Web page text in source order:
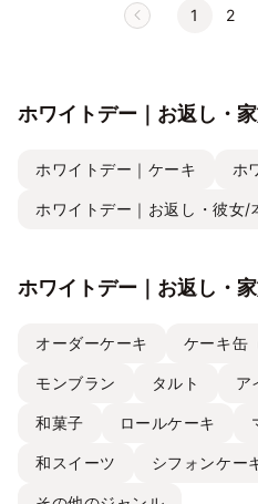
1 2
ホワイトデー｜お返し・
ホワイトデー｜ケーキ ホ
ホワイトデー｜お返し・彼女/
ホワイトデー｜お返し・
オーダーケーキ ケーキ缶
モンブラン タルト ア
和菓子 ロールケーキ
和スイーツ シフォンケー